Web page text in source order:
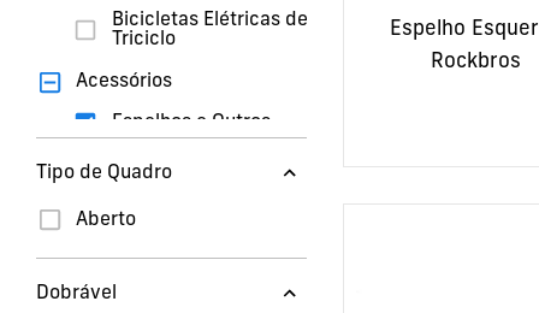
Bicicletas Elétricas de
Triciclo
Acessórios
Espelhos e Outros
Capacetes de Motas
Cadeira
Tipo de Quadro
Aberto
Dobrável
Espelho
Rockbros